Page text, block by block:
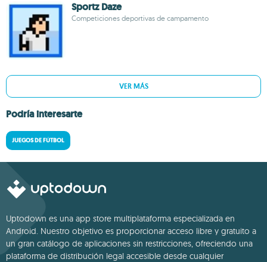
Sportz Daze
Competiciones deportivas de campamento
VER MÁS
Podría interesarte
JUEGOS DE FÚTBOL
Uptodown es una app store multiplataforma especializada en
Android. Nuestro objetivo es proporcionar acceso libre y gratuito a
un gran catálogo de aplicaciones sin restricciones, ofreciendo una
plataforma de distribución legal accesible desde cualquier